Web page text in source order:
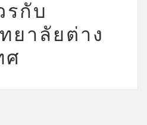
รกับ
ยาลัยต่าง
ศ